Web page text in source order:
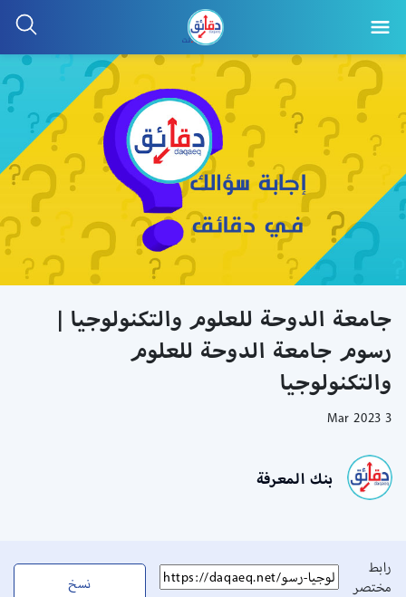
جامعة الدوحة للعلوم والتكنولوجيا |
رسوم جامعة الدوحة للعلوم
والتكنولوجيا
3 Mar 2023
بنك المعرفة
رابط
مختصر
نسخ